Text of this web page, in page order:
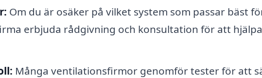
Om du är osäker på vilket system som passar bäst
erbjuda rådgivning och konsultation för att
Många ventilationsfirmor genomför tester för att